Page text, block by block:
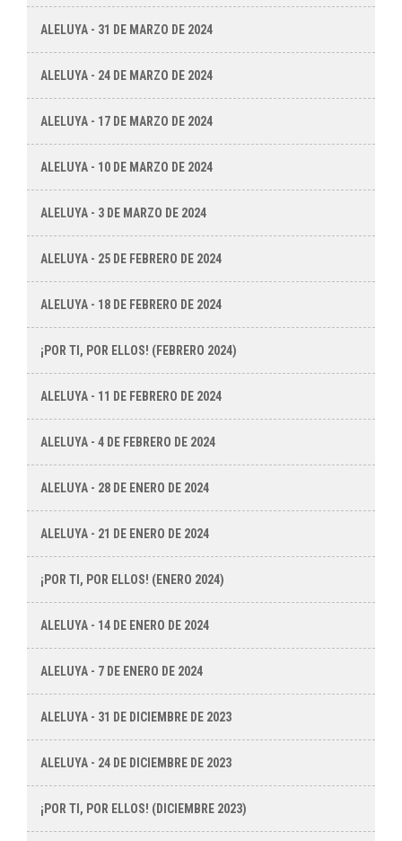
ALELUYA - 31 DE MARZO DE 2024
ALELUYA - 24 DE MARZO DE 2024
ALELUYA - 17 DE MARZO DE 2024
ALELUYA - 10 DE MARZO DE 2024
ALELUYA - 3 DE MARZO DE 2024
ALELUYA - 25 DE FEBRERO DE 2024
ALELUYA - 18 DE FEBRERO DE 2024
¡POR TI, POR ELLOS! (FEBRERO 2024)
ALELUYA - 11 DE FEBRERO DE 2024
ALELUYA - 4 DE FEBRERO DE 2024
ALELUYA - 28 DE ENERO DE 2024
ALELUYA - 21 DE ENERO DE 2024
¡POR TI, POR ELLOS! (ENERO 2024)
ALELUYA - 14 DE ENERO DE 2024
ALELUYA - 7 DE ENERO DE 2024
ALELUYA - 31 DE DICIEMBRE DE 2023
ALELUYA - 24 DE DICIEMBRE DE 2023
¡POR TI, POR ELLOS! (DICIEMBRE 2023)